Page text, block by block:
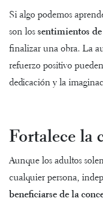
Si algo podemos
son los sentimientos
finalizar una obra. La
refuerzo positivo
dedicación y la
Fortalece la
Aunque los adultos
cualquier persona,
beneficiarse de la